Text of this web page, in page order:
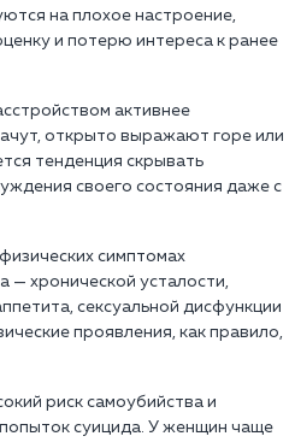
на плохое настроение,
и потерю интереса к ранее
активнее
открыто выражают горе или
тенденция скрывать
своего состояния даже с
симптомах
— хронической усталости,
сексуальной дисфункции
проявления, как правило,
риск самоубийства и
суицида. У женщин чаще